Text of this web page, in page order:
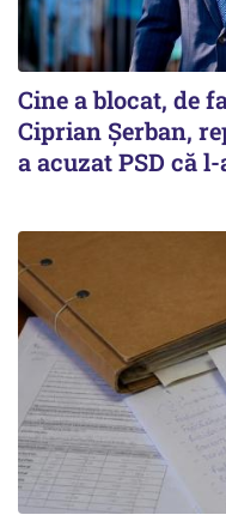
Cine a blocat, de
Ciprian Șerban,
a acuzat PSD că